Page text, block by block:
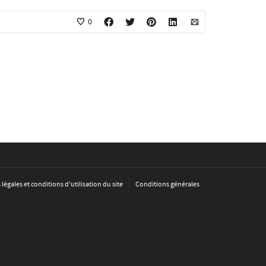
0
légales et conditions d’utilisation du site Conditions générales